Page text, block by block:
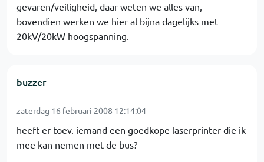
gevaren/veiligheid, daar weten we alles van,
bovendien werken we hier al bijna dagelijks met
20kV/20kW hoogspanning.
buzzer
zaterdag 16 februari 2008 12:14:04
heeft er toev. iemand een goedkope laserprinter die ik
mee kan nemen met de bus?